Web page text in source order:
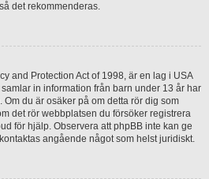
det rekommenderas.
and Protection Act of 1998, är en lag i USA
in information från barn under 13 år har
du är osäker på om detta rör dig som
det rör webbplatsen du försöker registrera
för hjälp. Observera att phpBB inte kan ge
angående något som helst juridiskt.